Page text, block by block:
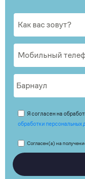
Я согласен на
обработки персональных
Согласен(а) на